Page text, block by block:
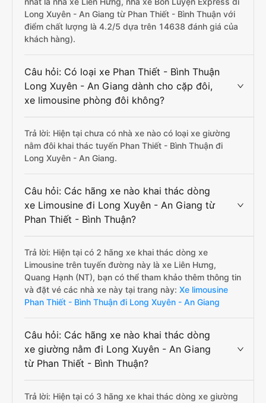
Long Xuyên - An Giang từ Phan Thiết - Bình Thuận với
điểm chất lượng là 4.2/5 dựa trên 14638 đánh giá của
khách hàng).
Câu hỏi: Có loại xe Phan Thiết - Bình Thuận
Long Xuyên - An Giang dành cho cặp đôi,
xe limousine phòng đôi không?
Trả lời: Hiện tại chưa có nhà xe nào có loại xe giường
nằm đôi khai thác tuyến Phan Thiết - Bình Thuận đi
Long Xuyên - An Giang.
Câu hỏi: Các hãng xe nào khai thác dòng
xe Limousine đi Long Xuyên - An Giang từ
Phan Thiết - Bình Thuận?
Trả lời: Hiện tại có 2 hãng xe khai thác dòng xe
Limousine trên tuyến đường này là xe Liên Hưng,
Quang Hạnh (NT), bạn có thể tham khảo thêm thông tin
và đặt vé các nhà xe này tại trang này: Xe limousine
Phan Thiết - Bình Thuận đi Long Xuyên - An Giang
Câu hỏi: Các hãng xe nào khai thác dòng
xe giường nằm đi Long Xuyên - An Giang
từ Phan Thiết - Bình Thuận?
Trả lời: Hiện tại có 3 hãng xe khai thác dòng xe giường